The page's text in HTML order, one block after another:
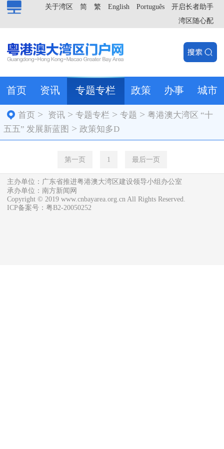
开启长者助手
Português
English
繁
简
关于湾区
湾区随心配
首页 资讯 专题专栏 政策 办事 城市
首页 > 资讯 >专题专栏 >专题 >粤港澳大湾区 “十
五五” 发展新蓝图 > 政策知多D
第一页 1 最后一页
主办单位：广东省推进粤港澳大湾区建设领导小组办公室
承办单位：南方新闻网
Copyright © 2019 www.cnbayarea.org.cn All Rights Reserved.
ICP备案号：粤B2-20050252